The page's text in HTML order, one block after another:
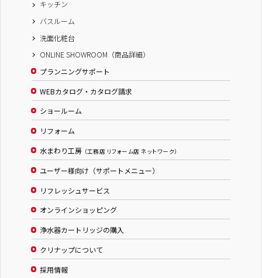
キッチン
バスルーム
洗面化粧台
ONLINE SHOWROOM（商品詳細）
プランニングサポート
WEBカタログ・カタログ請求
ショールーム
リフォーム
水まわり工房 （工務店 リフォーム店 ネットワーク）
ユーザー様向け（サポートメニュー）
リフレッシュサービス
オンラインショッピング
浄水器カートリッジの購入
クリナップについて
採用情報